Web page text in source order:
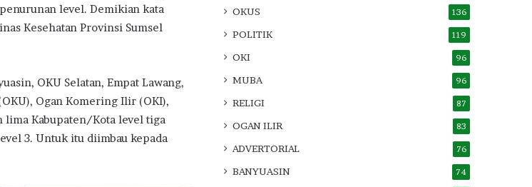
level. Demikian kata
Kesehatan Provinsi Sumsel
OKU Selatan, Empat Lawang,
Ogan Komering Ilir (OKI),
lima Kabupaten/Kota level tiga
3. Untuk itu diimbau kepada
OKUS 136
POLITIK 119
OKI 96
MUBA 96
RELIGI 87
OGAN ILIR 83
ADVERTORIAL 76
BANYUASIN 74